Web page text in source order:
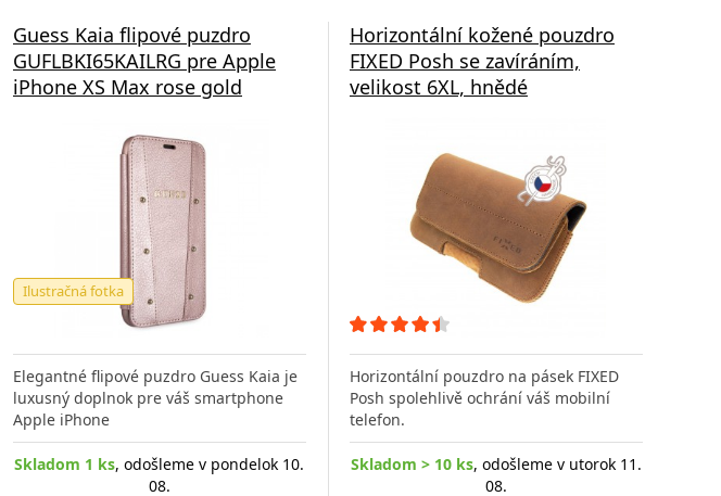
Guess Kaia flipové puzdro
GUFLBKI65KAILRG pre Apple
iPhone XS Max rose gold
Ilustračná fotka
Elegantné flipové puzdro Guess Kaia je
luxusný doplnok pre váš smartphone
Apple iPhone
Skladom 1 ks, odošleme v pondelok 10.
08.
Horizontální kožené pouzdro
FIXED Posh se zavíráním,
velikost 6XL, hnědé
Horizontální pouzdro na pásek FIXED
Posh spolehlivě ochrání váš mobilní
telefon.
Skladom > 10 ks, odošleme v utorok 11.
08.